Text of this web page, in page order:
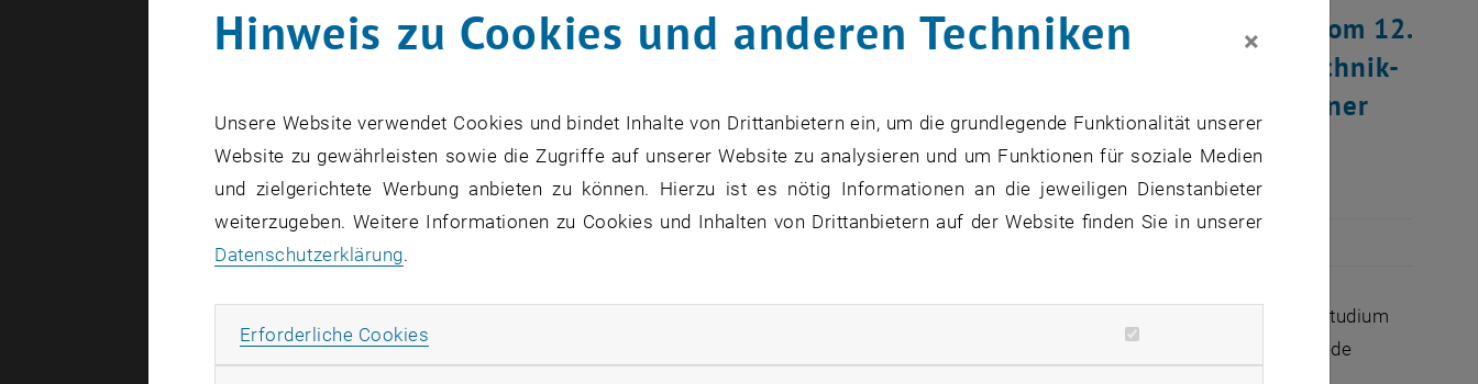
Für einigen Missmut sorgte ein Artikel in der Tageszeitung "Die Presse" vom 12.
November vergangenen Jahres. Er titelte mit "Fachhochschule schlägt Technik-
Uni". Bei näherer Betrachtung eher eine Zeitungsente als das Ergebnis einer
seriösen Umfrage.
Der provokante Untertitel im <link file:16004 _blank link_intern>Presse-Artikel von Erich Witzmann: "Das FH-Studium
vermittelt Führungsverhalten und eigene Meinung". Im Umkehrschluss wurde das TU-AbsolventInnen in Abrede
Hinweis zu Cookies und anderen Techniken ×
Unsere Website verwendet Cookies und bindet Inhalte von Drittanbietern ein, um die grundlegende Funktionalität unserer
Website zu gewährleisten sowie die Zugriffe auf unserer Website zu analysieren und um Funktionen für soziale Medien
und zielgerichtete Werbung anbieten zu können. Hierzu ist es nötig Informationen an die jeweiligen Dienstanbieter
weiterzugeben. Weitere Informationen zu Cookies und Inhalten von Drittanbietern auf der Website finden Sie in unserer
Datenschutzerklärung.
Erforderliche Cookies